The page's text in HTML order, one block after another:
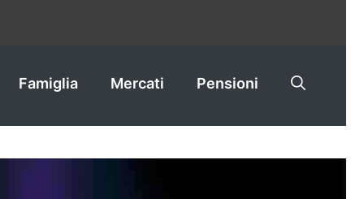
Famiglia Mercati Pensioni